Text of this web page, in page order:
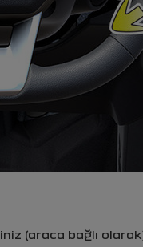
(araca bağlı